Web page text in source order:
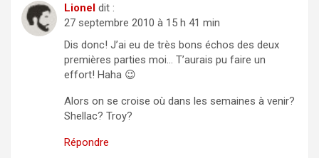
Lionel dit :
27 septembre 2010 à 15 h 41 min
Dis donc! J’ai eu de très bons échos des deux
premières parties moi… T’aurais pu faire un
effort! Haha 😉
Alors on se croise où dans les semaines à venir?
Shellac? Troy?
Répondre